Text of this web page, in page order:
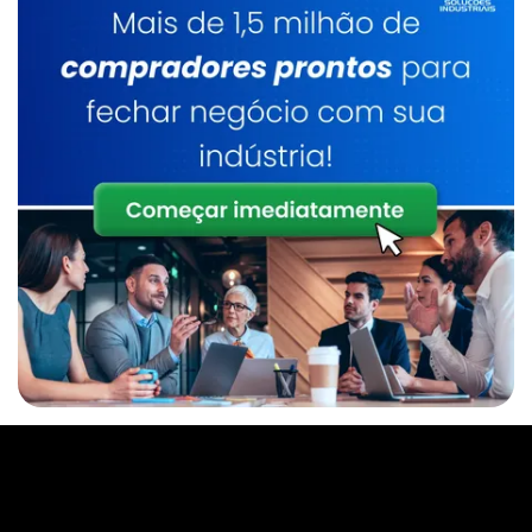
Caldeiraria De Manutenção Industrial
Serviço De Manutenção De Caldeiras
Industrial
Caldeirarias Em Sp
Inspeção E Manutenção De Caldeiras
Manutenção De Caldeiras Preço
Caldeira A Lenha
Inspeção De Caldeira A Lenha Industrial